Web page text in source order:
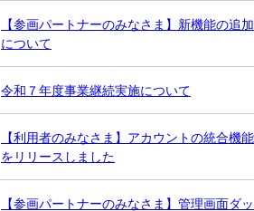
【参画パートナーのみなさま】新機能の追加
について
令和７年度事業継続実施について
【利用者のみなさま】アカウントの統合機能
をリリースしました
【参画パートナーのみなさま】管理画面ダッ